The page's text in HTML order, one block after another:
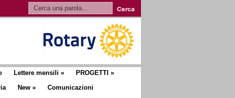
Lettere mensili » PROGETTI »
New »
Comunicazioni